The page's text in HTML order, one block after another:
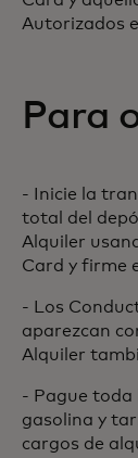
Autorizados
Para
- Inicie la
total del
Alquiler
Card y firme
- Los
aparezcan
Alquiler
- Pague toda
gasolina y
cargos de